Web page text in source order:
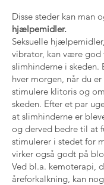
Disse steder kan man
hjælpemidler.
Seksuelle
vibrator, kan være god
slimhinderne i skeden.
hver morgen, når du
stimulere klitoris og
skeden. Efter et par
at slimhinderne er
og derved bedre til at
stimulerer i stedet for
virker også godt på
Ved bl.a. kemoterapi,
åreforkalkning, kan